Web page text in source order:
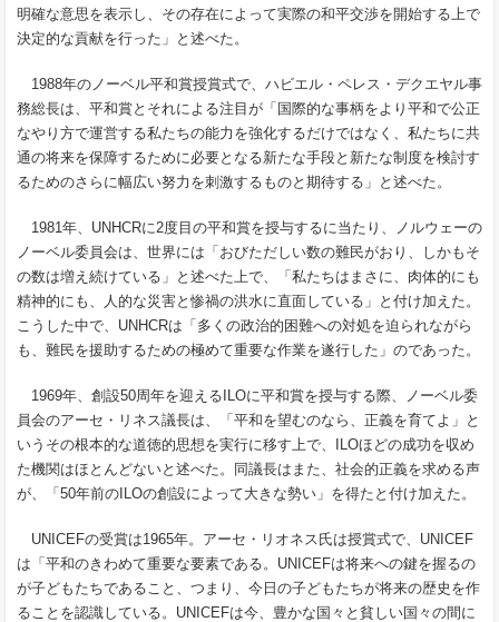
明確な意思を表示し、その存在によって実際の和平交渉を開始する上で
決定的な貢献を行った」と述べた。
1988年のノーベル平和賞授賞式で、ハビエル・ペレス・デクエヤル事
務総長は、平和賞とそれによる注目が「国際的な事柄をより平和で公正
なやり方で運営する私たちの能力を強化するだけではなく、私たちに共
通の将来を保障するために必要となる新たな手段と新たな制度を検討す
るためのさらに幅広い努力を刺激するものと期待する」と述べた。
1981年、 UNHCRに2度目の平和賞を授与するに当たり、ノルウェーの
ノーベル委員会は、世界には「おびただしい数の難民がおり、しかもそ
の数は増え続けている」と述べた上で、「私たちはまさに、肉体的にも
精神的にも、人的な災害と惨禍の洪水に直面している」と付け加えた。
こうした中で、 UNHCRは「多くの政治的困難への対処を迫られながら
も、難民を援助するための極めて重要な作業を遂行した」のであった。
1969年、創設50周年を迎える ILOに平和賞を授与する際、ノーベル委
員会のアーセ・リネス議長は、「平和を望むのなら、正義を育てよ」と
いうその根本的な道徳的思想を実行に移す上で、
ILOほどの成功を収め
た機関はほとんどないと述べた。同議長はまた、社会的正義を求める声
が、「 50年前の ILOの創設によって大きな勢い」を得たと付け加えた。
UNICEFの受賞は1965年。アーセ・リオネス氏は授賞式で、 UNICEF
は「平和のきわめて重要な要素である。 UNICEFは将来への鍵を握るの
が子どもたちであること、つまり、今日の子どもたちが将来の歴史を作
ることを認識している。 UNICEFは今、豊かな国々と貧しい国々の間に